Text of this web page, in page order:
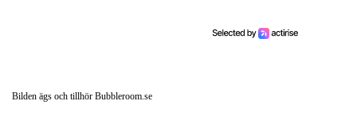
Bilden ägs och tillhör Bubbleroom.se